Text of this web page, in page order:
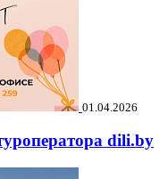
01.04.2026
dili.by